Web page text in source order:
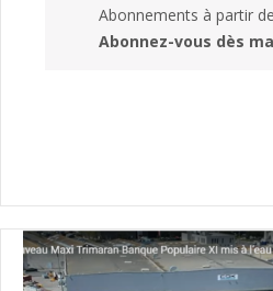
Abonnements à partir
Abonnez-vous dès